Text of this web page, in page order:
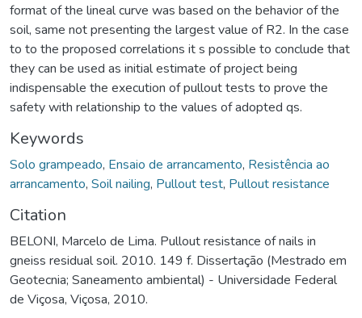
format of the lineal curve was based on the behavior of the
soil, same not presenting the largest value of R2. In the case
to to the proposed correlations it s possible to conclude that
they can be used as initial estimate of project being
indispensable the execution of pullout tests to prove the
safety with relationship to the values of adopted qs.
Keywords
Solo grampeado, Ensaio de arrancamento, Resistência ao
arrancamento, Soil nailing, Pullout test, Pullout resistance
Citation
BELONI, Marcelo de Lima. Pullout resistance of nails in
gneiss residual soil. 2010. 149 f. Dissertação (Mestrado em
Geotecnia; Saneamento ambiental) - Universidade Federal
de Viçosa, Viçosa, 2010.